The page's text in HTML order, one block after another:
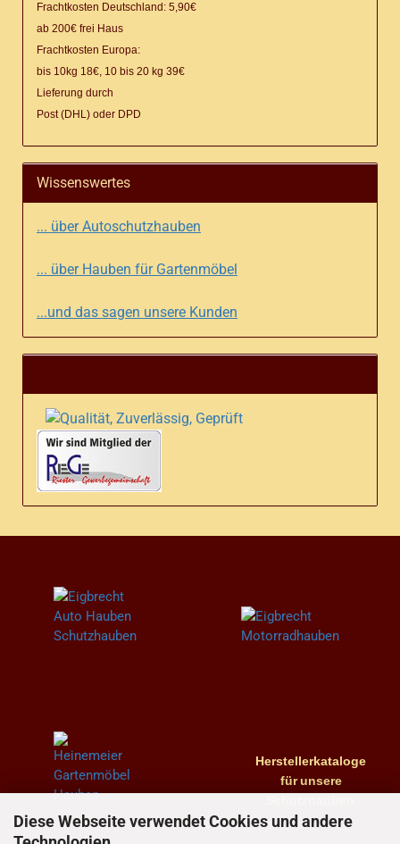
Diese Webseite verwendet Cookies und andere
Frachtkosten Deutschland: 5,90€
ab 200€ frei Haus
Frachtkosten Europa:
bis 10kg 18€, 10 bis 20 kg 39€
Lieferung durch
Post (DHL) oder DPD
Wissenswertes
... über Autoschutzhauben
... über Hauben für Gartenmöbel
...und das sagen unsere Kunden
Herstellerkataloge
fürunsere